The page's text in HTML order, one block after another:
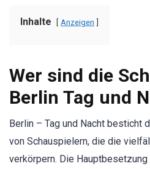
Inhalte Anzeigen
Wer sind die
Berlin Tag und
Berlin – Tag und Nacht besticht
von Schauspielern, die die
verkörpern. Die